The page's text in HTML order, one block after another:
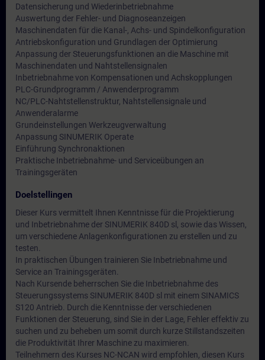
Datensicherung und Wiederinbetriebnahme
Auswertung der Fehler- und Diagnoseanzeigen
Maschinendaten für die Kanal-, Achs- und Spindelkonfiguration
Antriebskonfiguration und Grundlagen der Optimierung
Anpassung der Steuerungsfunktionen an die Maschine mit
Maschinendaten und Nahtstellensignalen
Inbetriebnahme von Kompensationen und Achskopplungen
PLC-Grundprogramm / Anwenderprogramm
NC/PLC-Nahtstellenstruktur, Nahtstellensignale und
Anwenderalarme
Grundeinstellungen Werkzeugverwaltung
Anpassung SINUMERIK Operate
Einführung Synchronaktionen
Praktische Inbetriebnahme- und Serviceübungen an
Trainingsgeräten
Doelstellingen
Dieser Kurs vermittelt Ihnen Kenntnisse für die Projektierung
und Inbetriebnahme der SINUMERIK 840D sl, sowie das Wissen,
um verschiedene Anlagenkonfigurationen zu erstellen und zu
testen.
In praktischen Übungen trainieren Sie Inbetriebnahme und
Service an Trainingsgeräten.
Nach Kursende beherrschen Sie die Inbetriebnahme des
Steuerungssystems SINUMERIK 840D sl mit einem SINAMICS
S120 Antrieb. Durch die Kenntnisse der verschiedenen
Funktionen der Steuerung, sind Sie in der Lage, Fehler effektiv zu
suchen und zu beheben um somit durch kurze Stillstandszeiten
die Produktivität Ihrer Maschine zu maximieren.
Teilnehmern des Kurses NC-NCAN wird empfohlen, diesen Kurs